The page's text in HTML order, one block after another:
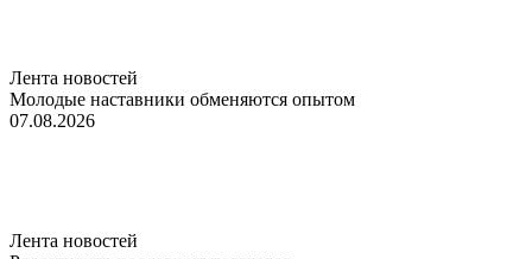
Лента новостей
Молодые наставники обменяются опытом
07.08.2026
Лента новостей